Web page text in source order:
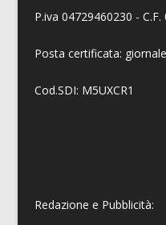
P.iva 04729460230 -
Posta certificata:
Cod.SDI: M5UXCR1
Redazione e Pubblicità: